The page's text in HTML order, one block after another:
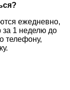
ежедневно,
за 1 неделю до
телефону,